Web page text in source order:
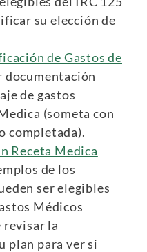
su elección de
de Gastos de
documentación
de gastos
(someta con
completada).
Receta Medica
de los
ser elegibles
Médicos
revisar la
plan para ver si